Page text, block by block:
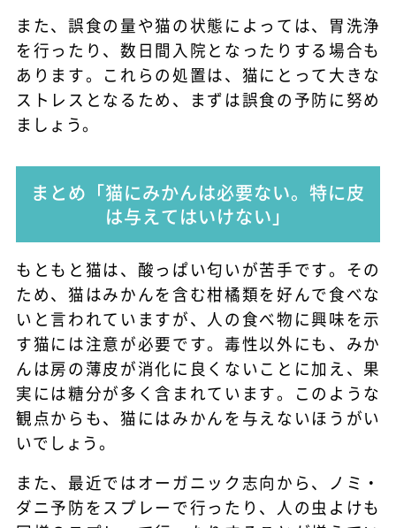
また、誤食の量や猫の状態によっては、胃洗浄
を行ったり、数日間入院となったりする場合も
あります。これらの処置は、猫にとって大きな
ストレスとなるため、まずは誤食の予防に努め
ましょう。
まとめ「猫にみかんは必要ない。特に皮
は与えてはいけない」
もともと猫は、酸っぱい匂いが苦手です。その
ため、猫はみかんを含む柑橘類を好んで食べな
いと言われていますが、人の食べ物に興味を示
す猫には注意が必要です。毒性以外にも、みか
んは房の薄皮が消化に良くないことに加え、果
実には糖分が多く含まれています。このような
観点からも、猫にはみかんを与えないほうがい
いでしょう。
また、最近ではオーガニック志向から、ノミ・
ダニ予防をスプレーで行ったり、人の虫よけも